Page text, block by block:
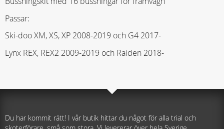
Passar:
Ski-doo XM, XS, XP 2008-2019 och G4 2017-
Lynx REX, REX2 2009-2019 och Raiden 2018-
Du har kommit rätt! I vår butik hittar du något för alla trial och